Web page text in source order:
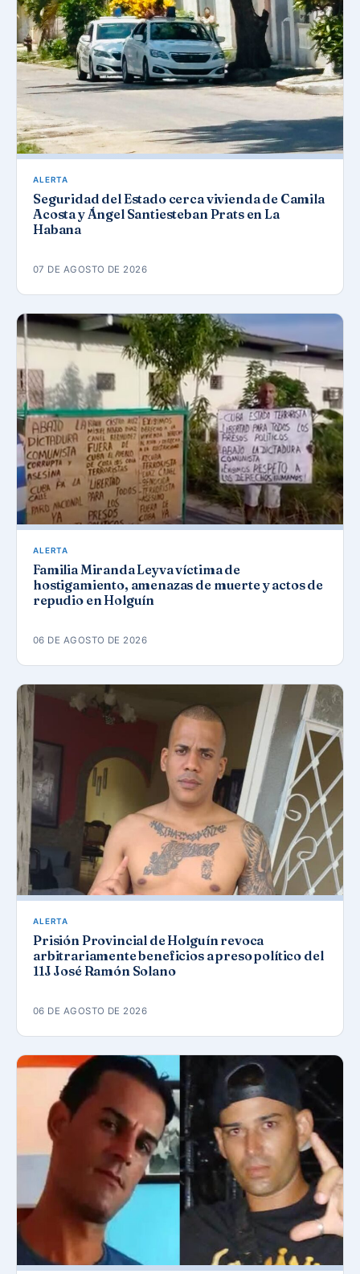
ALERTA
Seguridad del Estado cerca vivienda de Camila
Acosta y Ángel Santiesteban Prats en La
Habana
07 DE AGOSTO DE 2026
ALERTA
Familia Miranda Leyva víctima de
hostigamiento, amenazas de muerte y actos de
repudio en Holguín
06 DE AGOSTO DE 2026
ALERTA
Prisión Provincial de Holguín revoca
arbitrariamente beneficios a preso político del
11J José Ramón Solano
06 DE AGOSTO DE 2026